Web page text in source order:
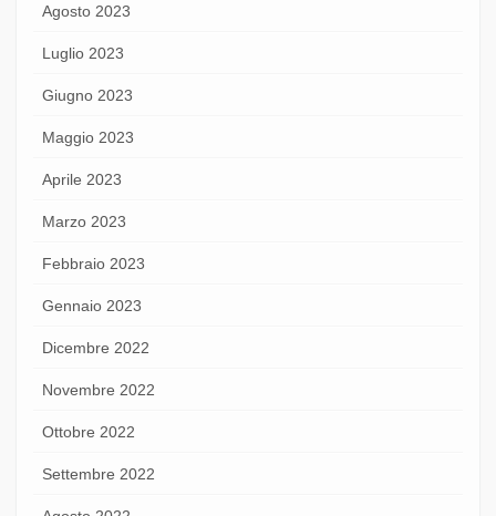
Agosto 2023
Luglio 2023
Giugno 2023
Maggio 2023
Aprile 2023
Marzo 2023
Febbraio 2023
Gennaio 2023
Dicembre 2022
Novembre 2022
Ottobre 2022
Settembre 2022